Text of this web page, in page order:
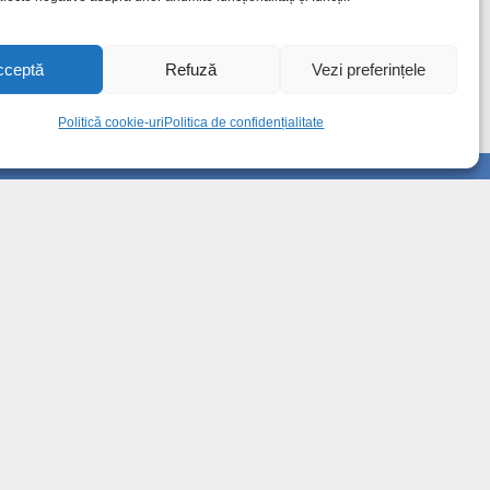
Refuză Vezi preferințele
Politică cookie-uri Politica de confidențialitate